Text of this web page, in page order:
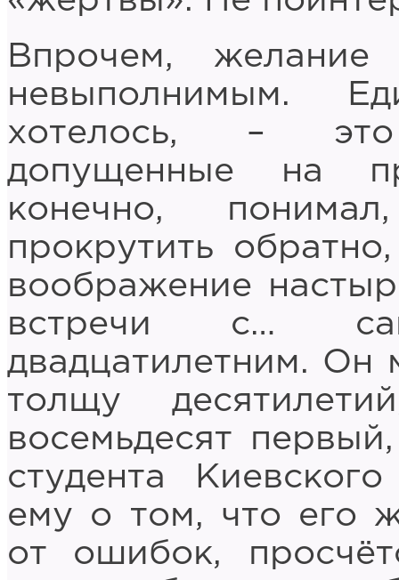
Впрочем,
невыполнимым.
хотелось, –
допущенные на
конечно,
прокрутить
воображение
встречи с…
двадцатилетним. Он
толщу
восемьдесят
студента
ему о том, что его
от ошибок,